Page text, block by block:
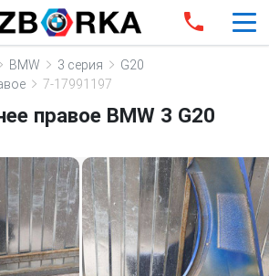
BMW 3 серия
G20
7-17991197
правое BMW 3 G20